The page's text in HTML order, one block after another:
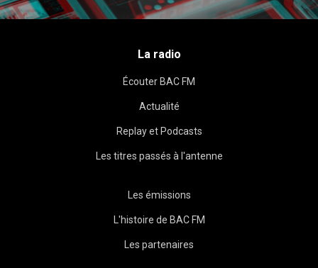
La radio
Écouter BAC FM
Actualité
Replay et Podcasts
Les titres passés à l'antenne
Les émissions
L'histoire de BAC FM
Les partenaires